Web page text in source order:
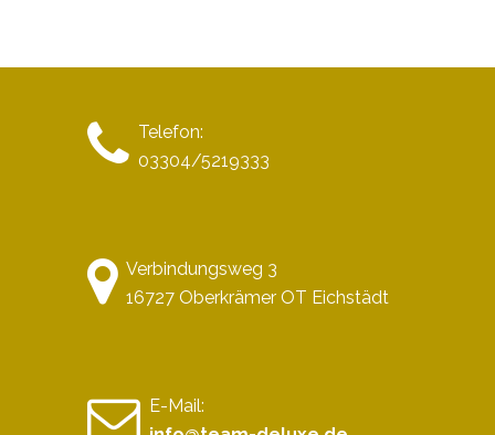
Telefon:
03304/5219333
Verbindungsweg 3
16727 Oberkrämer OT Eichstädt
E-Mail: